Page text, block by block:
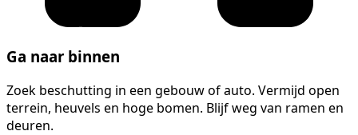
Ga naar binnen
Zoek beschutting in een gebouw of auto. Vermijd open
terrein, heuvels en hoge bomen. Blijf weg van ramen en
deuren.